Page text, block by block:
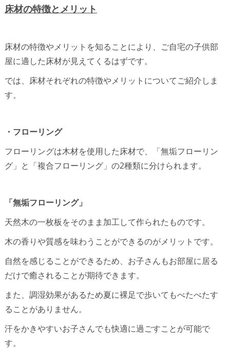
床材の特徴とメリット
床材の特徴やメリットを知ることにより、ご自宅の子供部
屋に適した床材が見えてくるはずです。
では、床材それぞれの特徴やメリットについてご紹介しま
す。
・フローリング
フローリングは木材を使用した床材で、「無垢フローリン
グ」と「複合フローリング」の2種類に分けられます。
「無垢フローリング」
天然木の一枚板をそのまま加工して作られたものです。
木の香りや質感を味わうことができるのがメリットです。
自然を感じることができるため、お子さんもお部屋に居る
だけで癒されることが期待できます。
また、調湿効果があるため夏に裸足で歩いてもべたべたす
ることがありません。
汗をかきやすいお子さんでも快適に過ごすことが可能で
す。